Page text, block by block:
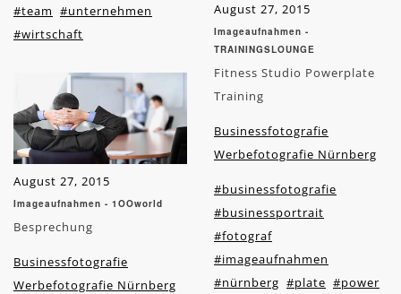
#team #unternehmen
#wirtschaft
August 27, 2015
Imageaufnahmen - 1OOworld
Besprechung
Businessfotografie
Werbefotografie Nürnberg
August 27, 2015
Imageaufnahmen -
TRAININGSLOUNGE
Fitness Studio Powerplate
Training
Businessfotografie
Werbefotografie Nürnberg
#businessfotografie
#businessportrait
#fotograf
#imageaufnahmen
#nürnberg #plate #power